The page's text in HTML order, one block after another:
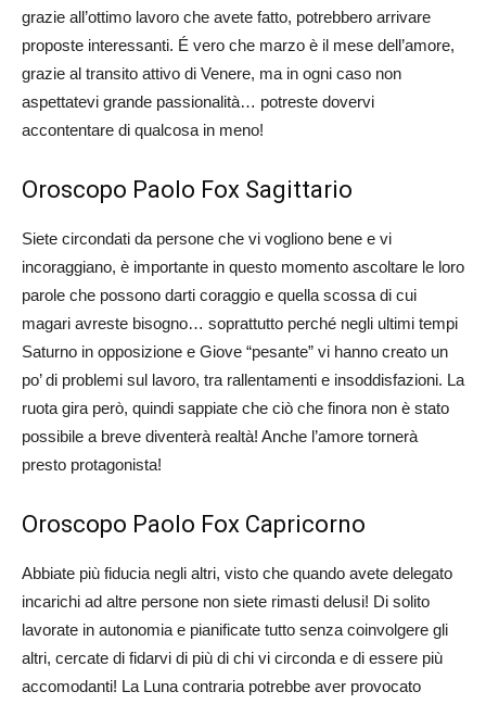
grazie all’ottimo lavoro che avete fatto, potrebbero arrivare
proposte interessanti. É vero che marzo è il mese dell’amore,
grazie al transito attivo di Venere, ma in ogni caso non
aspettatevi grande passionalità… potreste dovervi
accontentare di qualcosa in meno!
Oroscopo Paolo Fox Sagittario
Siete circondati da persone che vi vogliono bene e vi
incoraggiano, è importante in questo momento ascoltare le loro
parole che possono darti coraggio e quella scossa di cui
magari avreste bisogno… soprattutto perché negli ultimi tempi
Saturno in opposizione e Giove “pesante” vi hanno creato un
po’ di problemi sul lavoro, tra rallentamenti e insoddisfazioni. La
ruota gira però, quindi sappiate che ciò che finora non è stato
possibile a breve diventerà realtà! Anche l’amore tornerà
presto protagonista!
Oroscopo Paolo Fox Capricorno
Abbiate più fiducia negli altri, visto che quando avete delegato
incarichi ad altre persone non siete rimasti delusi! Di solito
lavorate in autonomia e pianificate tutto senza coinvolgere gli
altri, cercate di fidarvi di più di chi vi circonda e di essere più
accomodanti! La Luna contraria potrebbe aver provocato